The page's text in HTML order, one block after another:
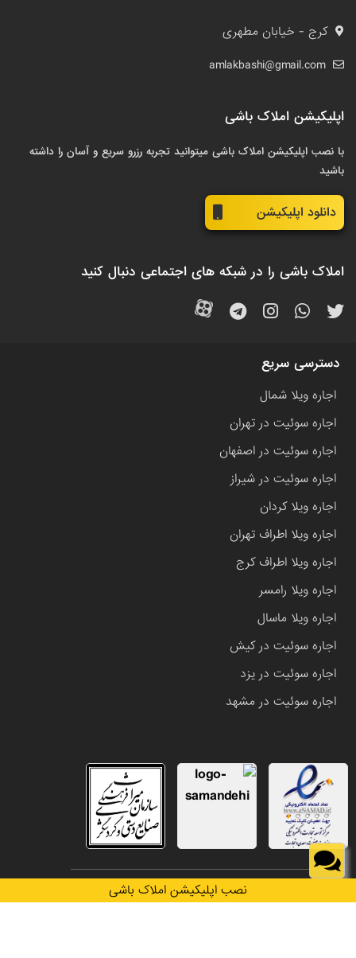
نصب اپلیکیشن املاک باشی
کرج - خیابان مطهری
amlakbashi@gmail.com
اپلیکیشن املاک باشی
با نصب اپلیکیشن املاک باشی میتوانید تجربه رزرو سریع و آسان را داشته
باشید
دانلود اپلیکیشن
املاک باشی را در شبکه های اجتماعی دنبال کنید
دسترسی سریع
اجاره ویلا شمال
اجاره سوئیت در تهران
اجاره سوئیت در اصفهان
اجاره سوئیت در شیراز
اجاره ویلا کردان
اجاره ویلا اطراف تهران
اجاره ویلا اطراف کرج
اجاره ویلا رامسر
اجاره ویلا ماسال
اجاره سوئیت در کیش
اجاره سوئیت در یزد
اجاره سوئیت در مشهد
تمامی حقوق این وب سایت متعلق به املاک باشی می باشد.